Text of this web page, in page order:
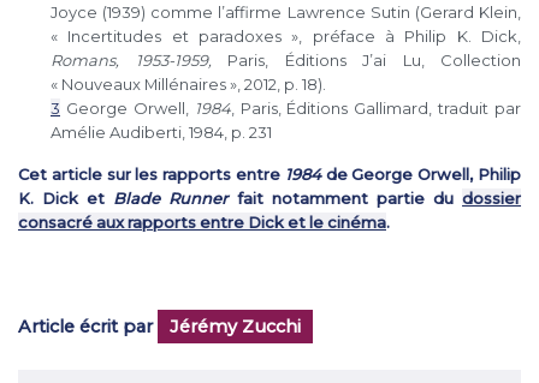
Joyce (1939) comme l’affirme Lawrence Sutin (Gerard Klein,
« Incertitudes et paradoxes », préface à Philip K. Dick,
Romans, 1953-1959, Paris, Éditions J’ai Lu, Collection
« Nouveaux Millénaires », 2012, p. 18).
3 George Orwell, 1984, Paris, Éditions Gallimard, traduit par
Amélie Audiberti, 1984, p. 231
Cet article sur les rapports entre 1984de George Orwell, Philip
K. Dick et Blade Runnerfait notamment partie dudossier
consacré aux rapports entre Dick et le cinéma.
Article écrit par Jérémy Zucchi